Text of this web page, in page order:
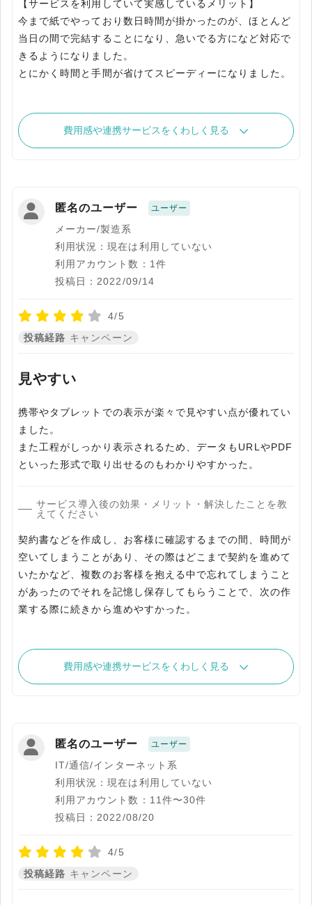
【サービスを利用していて実感しているメリット】
今まで紙でやっており数日時間が掛かったのが、ほとんど
当日の間で完結することになり、急いでる方になど対応で
きるようになりました。
とにかく時間と手間が省けてスピーディーになりました。
費用感や連携サービスをくわしく見る
匿名のユーザー ユーザー
メーカー/製造系
利用状況：現在は利用していない
利用アカウント数：1件
投稿日：2022/09/14
4/5
投稿経路 キャンペーン
見やすい
携帯やタブレットでの表示が楽々で見やすい点が優れてい
ました。
また工程がしっかり表示されるため、データもURLやPDF
といった形式で取り出せるのもわかりやすかった。
サービス導入後の効果・メリット・解決したことを教
えてください
契約書などを作成し、お客様に確認するまでの間、時間が
空いてしまうことがあり、その際はどこまで契約を進めて
いたかなど、複数のお客様を抱える中で忘れてしまうこと
があったのでそれを記憶し保存してもらうことで、次の作
業する際に続きから進めやすかった。
費用感や連携サービスをくわしく見る
匿名のユーザー ユーザー
IT/通信/インターネット系
利用状況：現在は利用していない
利用アカウント数：11件〜30件
投稿日：2022/08/20
4/5
投稿経路 キャンペーン